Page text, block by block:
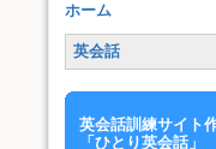
ホーム
英会話
英会話訓練サイト
「ひとり英会話」